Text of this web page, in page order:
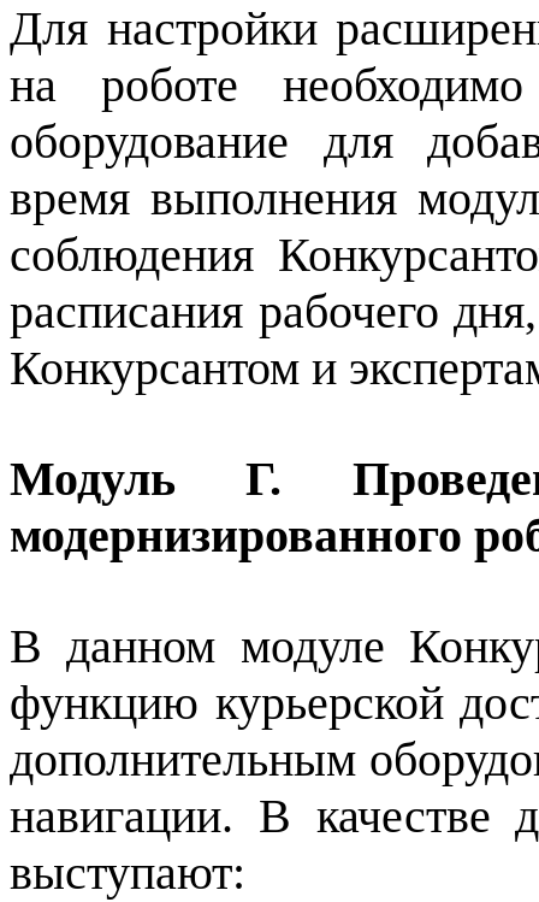
Для настройки
на роботе необходимо
оборудование для
время выполнения
соблюдения
расписания рабочего
Конкурсантом и
Модуль Г.
модернизированного
В данном модуле
функцию курьерской
дополнительным
навигации. В качестве
выступают: